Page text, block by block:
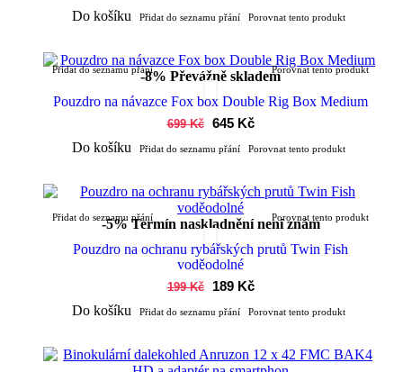
Do košíku
Přidat do seznamu přání Porovnat tento produkt
-8% Převážně skladem
Přidat do seznamu přání Porovnat tento produkt
Pouzdro na návazce Fox box Double Rig Box Medium
699 Kč
645 Kč
Do košíku
Přidat do seznamu přání Porovnat tento produkt
-5% Termín naskladnění není znám
Přidat do seznamu přání Porovnat tento produkt
Pouzdro na ochranu rybářských prutů Twin Fish
voděodolné
199 Kč
189 Kč
Do košíku
Přidat do seznamu přání Porovnat tento produkt